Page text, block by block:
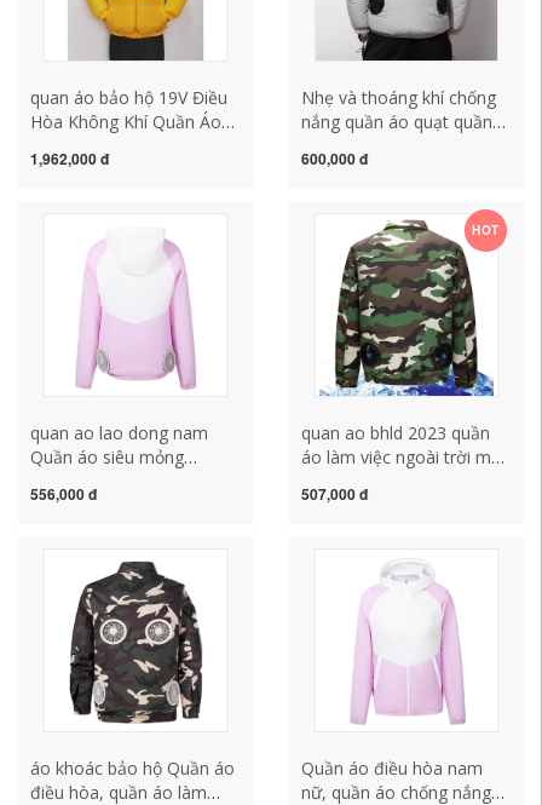
quan áo bảo hộ 19V Điều
Hòa Không Khí Quần Áo
Quần Áo Đặc Biệt Anh
Không Chổi Than Áo Sơ Mi
ao lao dong quan áo bảo
1,962,000 đ
Nhẹ và thoáng khí chống
nắng quần áo quạt quần
không khí quần áo nam
quần áo mùa hè ngoài trời
quần áo bảo hộ lao dộng
áo bảo hộ
600,000 đ
quan ao lao dong nam
Quần áo siêu mỏng
áo chống nắng, quần áo
mát cho nam và nữ quần
áo bảo hộ thợ hàn quần
áo công nhân
556,000 đ
HOT
quan ao bhld 2023 quần
áo làm việc ngoài trời mùa
quần áo câu cá thoáng
làm lạnh và điều hòa
không khí quần áo bảo hộ
nhập khẩu áo khoác bảo
507,000 đ
áo khoác bảo hộ Quần áo
điều hòa, quần áo làm
Quần áo điều hòa nam
nữ, quần áo chống nắng